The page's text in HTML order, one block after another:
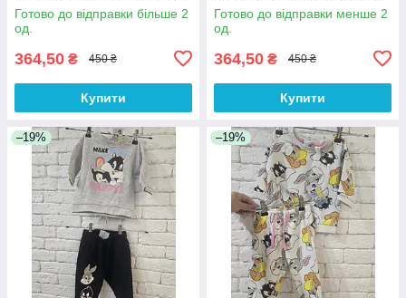
Готово до відправки більше 2
од.
364,50 ₴ 450 ₴
Купити
Готово до відправки менше 2
од.
364,50 ₴ 450 ₴
Купити
–19% –19%